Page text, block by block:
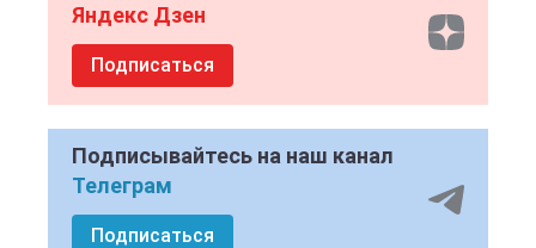
Яндекс Дзен
Подписаться
Подписывайтесь на наш канал
Телеграм
Подписаться